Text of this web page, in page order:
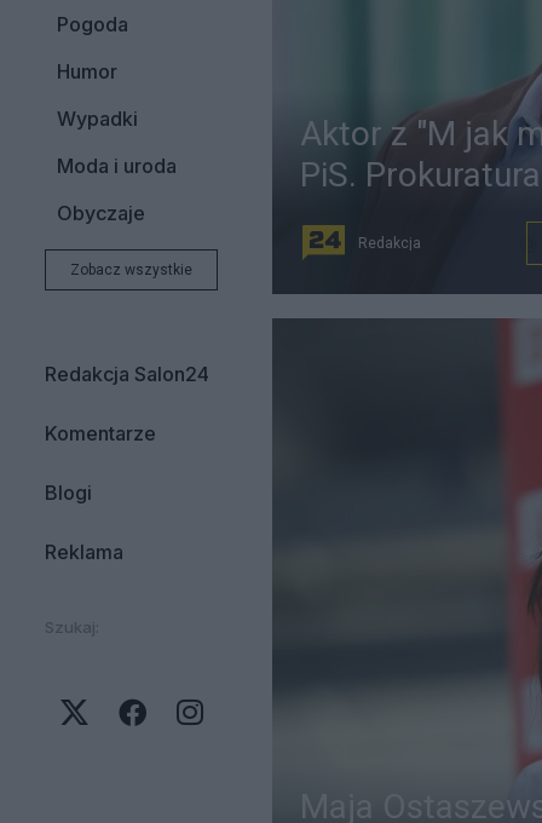
Pogoda
Humor
Wypadki
Moda i uroda
Obyczaje
Zobacz wszystkie
Redakcja Salon24
Komentarze
Blogi
Reklama
Szukaj:
Aktor z "M jak
PiS.
Redakcja
Maja